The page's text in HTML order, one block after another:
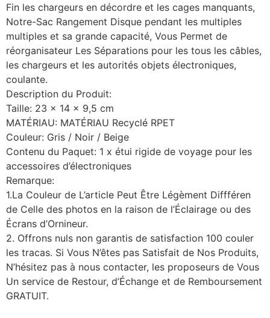
Fin les chargeurs en décordre et les cages manquants,
Notre-Sac Rangement Disque pendant les multiples
multiples et sa grande capacité, Vous Permet de
réorganisateur Les Séparations pour les tous les câbles,
les chargeurs et les autorités objets électroniques,
coulante.
Description du Produit:
Taille: 23 x 14 x 9,5 cm
MATÉRIAU: MATÉRIAU Recyclé RPET
Couleur: Gris / Noir / Beige
Contenu du Paquet: 1 x étui rigide de voyage pour les
accessoires d’électroniques
Remarque:
1.La Couleur de L’article Peut Être Légèment Diffféren
de Celle des photos en la raison de l’Éclairage ou des
Écrans d’Ornineur.
2. Offrons nuls non garantis de satisfaction 100 couler
les tracas. Si Vous N’êtes pas Satisfait de Nos Produits,
N’hésitez pas à nous contacter, les proposeurs de Vous
Un service de Restour, d’Échange et de Remboursement
GRATUIT.